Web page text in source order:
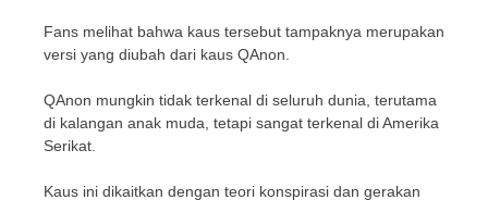
Fans melihat bahwa kaus tersebut tampaknya merupakan
versi yang diubah dari kaus QAnon.
QAnon mungkin tidak terkenal di seluruh dunia, terutama
di kalangan anak muda, tetapi sangat terkenal di Amerika
Serikat.
Kaus ini dikaitkan dengan teori konspirasi dan gerakan